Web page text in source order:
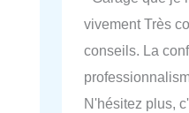
vivement Très
conseils. La
N'hésitez plus,